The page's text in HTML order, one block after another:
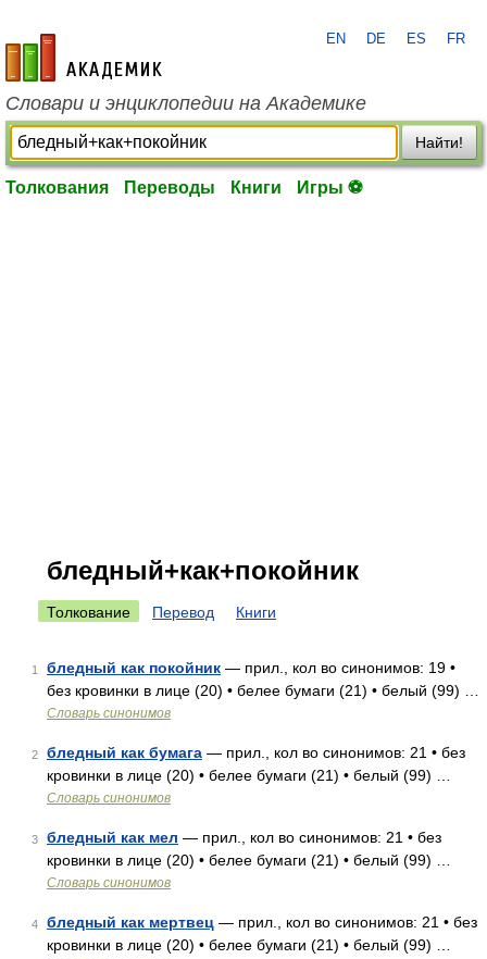
academic.ru
EN DE ES FR
Словари и энциклопедии на Академике
Найти!
Толкования Переводы Книги Игры ⚽
бледный+как+покойник
Толкование Перевод Книги
1 бледный как покойник — прил., кол во синонимов: 19 •
без кровинки в лице (20) • белее бумаги (21) • белый (99) …
Словарь синонимов
2 бледный как бумага — прил., кол во синонимов: 21 • без
кровинки в лице (20) • белее бумаги (21) • белый (99) …
Словарь синонимов
3 бледный как мел — прил., кол во синонимов: 21 • без
кровинки в лице (20) • белее бумаги (21) • белый (99) …
Словарь синонимов
4 бледный как мертвец — прил., кол во синонимов: 21 • без
кровинки в лице (20) • белее бумаги (21) • белый (99) …